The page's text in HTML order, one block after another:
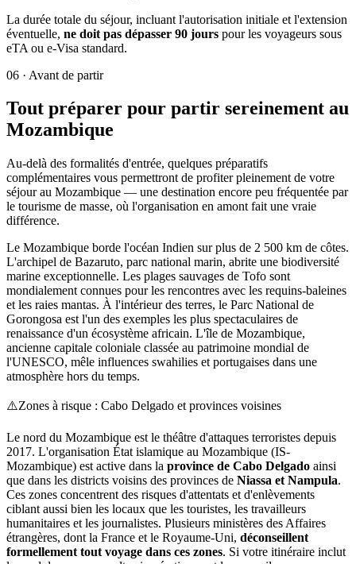
La durée totale du séjour, incluant l'autorisation initiale et l'extension
éventuelle, ne doit pas dépasser 90 jours pour les voyageurs sous
eTA ou e-Visa standard.
06 · Avant de partir
Tout préparer pour partir sereinement au
Mozambique
Au-delà des formalités d'entrée, quelques préparatifs
complémentaires vous permettront de profiter pleinement de votre
séjour au Mozambique — une destination encore peu fréquentée par
le tourisme de masse, où l'organisation en amont fait une vraie
différence.
Le Mozambique borde l'océan Indien sur plus de 2 500 km de côtes.
L'archipel de Bazaruto, parc national marin, abrite une biodiversité
marine exceptionnelle. Les plages sauvages de Tofo sont
mondialement connues pour les rencontres avec les requins-baleines
et les raies mantas. À l'intérieur des terres, le Parc National de
Gorongosa est l'un des exemples les plus spectaculaires de
renaissance d'un écosystème africain. L'île de Mozambique,
ancienne capitale coloniale classée au patrimoine mondial de
l'UNESCO, mêle influences swahilies et portugaises dans une
atmosphère hors du temps.
⚠️Zones à risque : Cabo Delgado et provinces voisines
Le nord du Mozambique est le théâtre d'attaques terroristes depuis
2017. L'organisation État islamique au Mozambique (IS-
Mozambique) est active dans la province de Cabo Delgado ainsi
que dans les districts voisins des provinces de Niassa et Nampula.
Ces zones concentrent des risques d'attentats et d'enlèvements
ciblant aussi bien les locaux que les touristes, les travailleurs
humanitaires et les journalistes. Plusieurs ministères des Affaires
étrangères, dont la France et le Royaume-Uni, déconseillent
formellement tout voyage dans ces zones. Si votre itinéraire inclut